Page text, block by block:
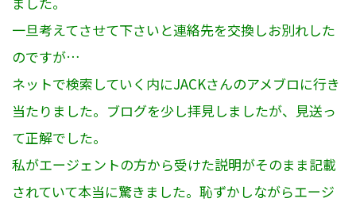
一旦考えてさせて下さいと連絡先を交換しお別れした
のですが…
ネットで検索していく内にJACKさんのアメブロに行き
当たりました。ブログを少し拝見しましたが、見送っ
て正解でした。
私がエージェントの方から受けた説明がそのまま記載
されていて本当に驚きました。恥ずかしながらエージ